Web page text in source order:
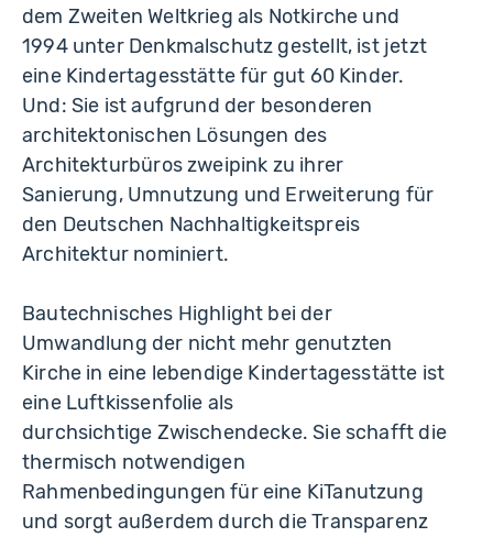
dem Zweiten Weltkrieg als Notkirche und
1994 unter Denkmalschutz gestellt, ist jetzt
eine Kindertagesstätte für gut 60 Kinder.
Und: Sie ist aufgrund der besonderen
architektonischen Lösungen des
Architekturbüros zweipink zu ihrer
Sanierung, Umnutzung und Erweiterung für
den Deutschen Nachhaltigkeitspreis
Architektur nominiert.
Bautechnisches Highlight bei der
Umwandlung der nicht mehr genutzten
Kirche in eine lebendige Kindertagesstätte ist
eine Luftkissenfolie als
durchsichtige Zwischendecke. Sie schafft die
thermisch notwendigen
Rahmenbedingungen für eine KiTanutzung
und sorgt außerdem durch die Transparenz